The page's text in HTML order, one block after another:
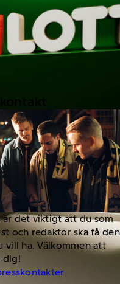
är det viktigt att du som
och redaktör ska få den
vill ha. Välkommen att
dig!